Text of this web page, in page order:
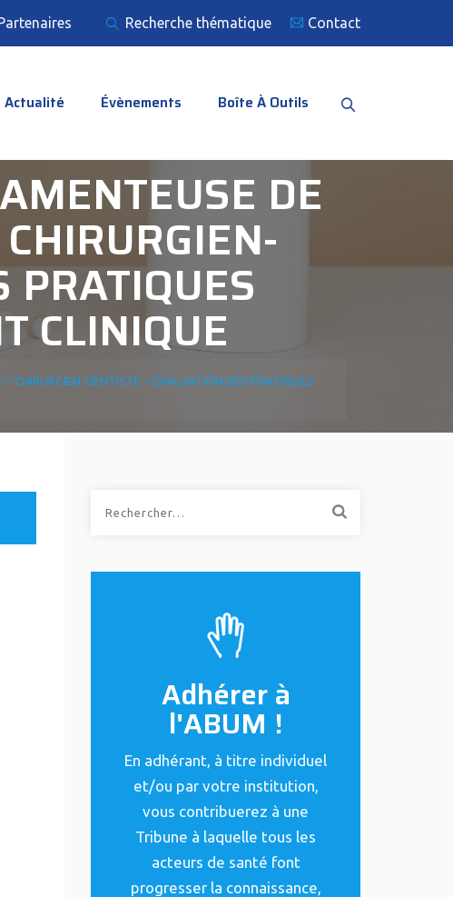
Recherche thématique Contact
Actualité Évènements Boîte À Outils
DE
PRATIQUES
CLINIQUE
CHIRURGIEN-DENTISTE – EVALUATION DES PRATIQUES
Adhérer à
l'ABUM !
En adhérant, à titre individuel
et/ou par votre institution,
vous contribuerez à une
Tribune à laquelle tous les
acteurs de santé font
progresser la connaissance,